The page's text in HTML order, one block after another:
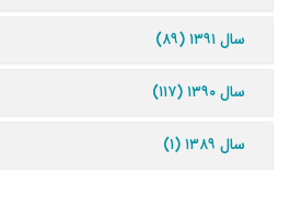
سال ۱۳۹۱ (۸۹)
سال ۱۳۹۰ (۱۱۷)
سال ۱۳۸۹ (۱)